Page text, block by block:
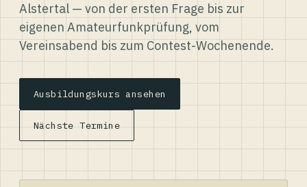
Alstertal — von der ersten Frage bis zur
eigenen Amateurfunkprüfung, vom
Vereinsabend bis zum Contest-Wochenende.
Ausbildungskurs ansehen
Nächste Termine